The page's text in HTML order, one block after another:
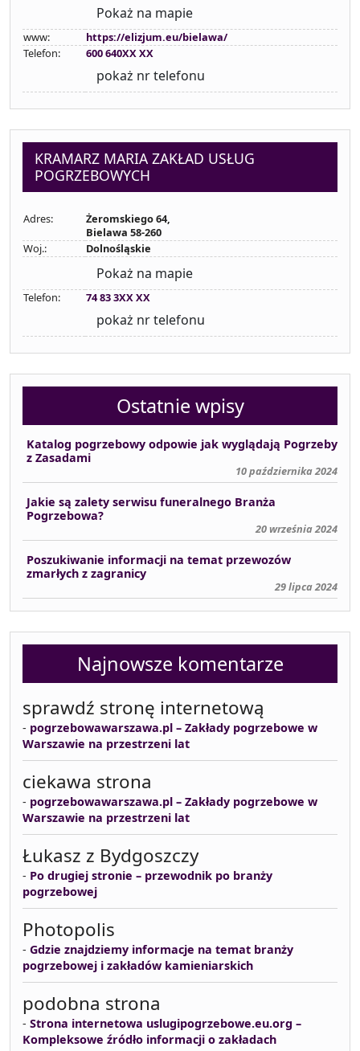
Pokaż na mapie
www:
https://elizjum.eu/bielawa/
Telefon:
600 640XX XX
pokaż nr telefonu
KRAMARZ MARIA ZAKŁAD USŁUG
POGRZEBOWYCH
Adres:
Żeromskiego 64,
Bielawa 58-260
Woj.:
Dolnośląskie
Pokaż na mapie
Telefon: 74 83 3XX XX
pokaż nr telefonu
Ostatnie wpisy
Katalog pogrzebowy odpowie jak wyglądają Pogrzeby
z Zasadami
10 października 2024
Jakie są zalety serwisu funeralnego Branża
Pogrzebowa?
20 września 2024
Poszukiwanie informacji na temat przewozów
zmarłych z zagranicy
29 lipca 2024
Najnowsze komentarze
sprawdź stronę internetową
- pogrzebowawarszawa.pl – Zakłady pogrzebowe w
Warszawie na przestrzeni lat
ciekawa strona
- pogrzebowawarszawa.pl – Zakłady pogrzebowe w
Warszawie na przestrzeni lat
Łukasz z Bydgoszczy
- Po drugiej stronie – przewodnik po branży
pogrzebowej
Photopolis
- Gdzie znajdziemy informacje na temat branży
pogrzebowej i zakładów kamieniarskich
podobna strona
- Strona internetowa uslugipogrzebowe.eu.org –
Kompleksowe źródło informacji o zakładach